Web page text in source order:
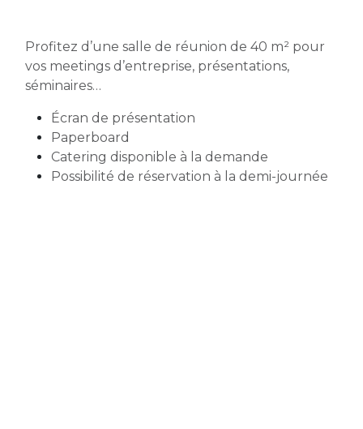
Profitez d’une salle de réunion de 40 m² pour
vos meetings d’entreprise, présentations,
séminaires…
Écran de présentation
Paperboard
Catering disponible à la demande
Possibilité de réservation à la demi-journée